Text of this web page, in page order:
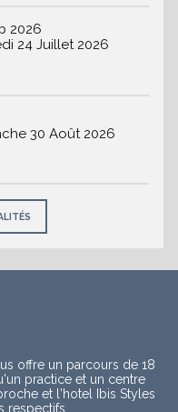
2026
24 Juillet 2026
30 Août 2026
offre un parcours de 18
practice et un centre
et l'hotel Ibis Styles
respectifs.